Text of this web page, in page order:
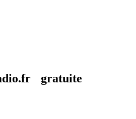
gratuite